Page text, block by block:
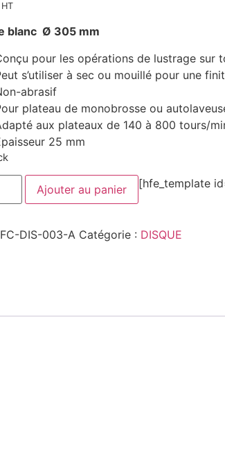
HT
blanc Ø 305 mm
pour les opérations de lustrage sur
s’utiliser à sec ou mouillé pour une
abrasif
plateau de monobrosse ou
aux plateaux de 140 à 800 tours/
25 mm
[hfe_template
Ajouter au panier
FC-DIS-003-A Catégorie : DISQUE